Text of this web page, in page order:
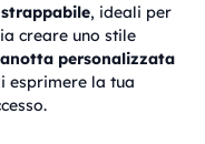
, ideali per
creare uno stile
personalizzata
esprimere la tua